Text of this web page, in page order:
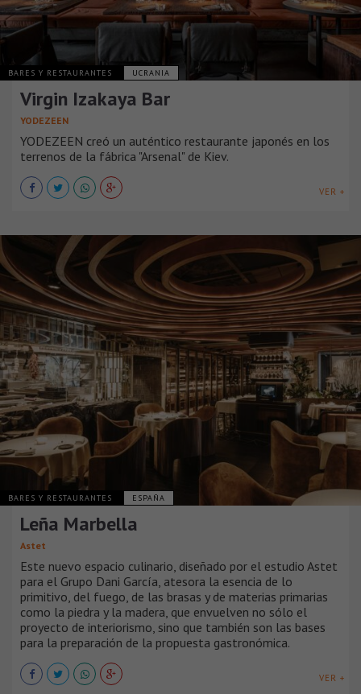
BARES Y RESTAURANTES UCRANIA
Virgin Izakaya Bar
YODEZEEN
YODEZEEN creó un auténtico restaurante japonés en los
terrenos de la fábrica "Arsenal" de Kiev.
VER +
BARES Y RESTAURANTES ESPAÑA
Leña Marbella
Astet
Este nuevo espacio culinario, diseñado por el estudio Astet
para el Grupo Dani García, atesora la esencia de lo
primitivo, del fuego, de las brasas y de materias primarias
como la piedra y la madera, que envuelven no sólo el
proyecto de interiorismo, sino que también son las bases
para la preparación de la propuesta gastronómica.
VER +